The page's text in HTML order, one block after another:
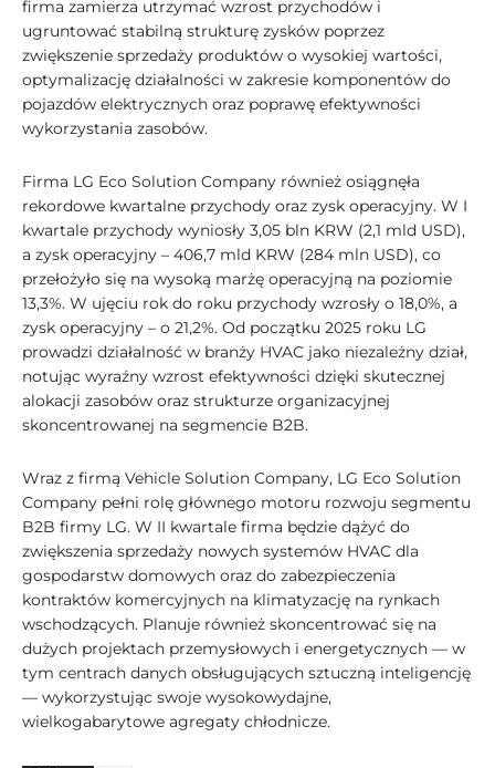
firma zamierza utrzymać wzrost przychodów i
ugruntować stabilną strukturę zysków poprzez
zwiększenie sprzedaży produktów o wysokiej wartości,
optymalizację działalności w zakresie komponentów do
pojazdów elektrycznych oraz poprawę efektywności
wykorzystania zasobów.
Firma LG Eco Solution Company również osiągnęła
rekordowe kwartalne przychody oraz zysk operacyjny. W I
kwartale przychody wyniosły 3,05 bln KRW (2,1 mld USD),
a zysk operacyjny – 406,7 mld KRW (284 mln USD), co
przełożyło się na wysoką marżę operacyjną na poziomie
13,3%. W ujęciu rok do roku przychody wzrosły o 18,0%, a
zysk operacyjny – o 21,2%. Od początku 2025 roku LG
prowadzi działalność w branży HVAC jako niezależny dział,
notując wyraźny wzrost efektywności dzięki skutecznej
alokacji zasobów oraz strukturze organizacyjnej
skoncentrowanej na segmencie B2B.
Wraz z firmą Vehicle Solution Company, LG Eco Solution
Company pełni rolę głównego motoru rozwoju segmentu
B2B firmy LG. W II kwartale firma będzie dążyć do
zwiększenia sprzedaży nowych systemów HVAC dla
gospodarstw domowych oraz do zabezpieczenia
kontraktów komercyjnych na klimatyzację na rynkach
wschodzących. Planuje również skoncentrować się na
dużych projektach przemysłowych i energetycznych — w
tym centrach danych obsługujących sztuczną inteligencję
— wykorzystując swoje wysokowydajne,
wielkogabarytowe agregaty chłodnicze.